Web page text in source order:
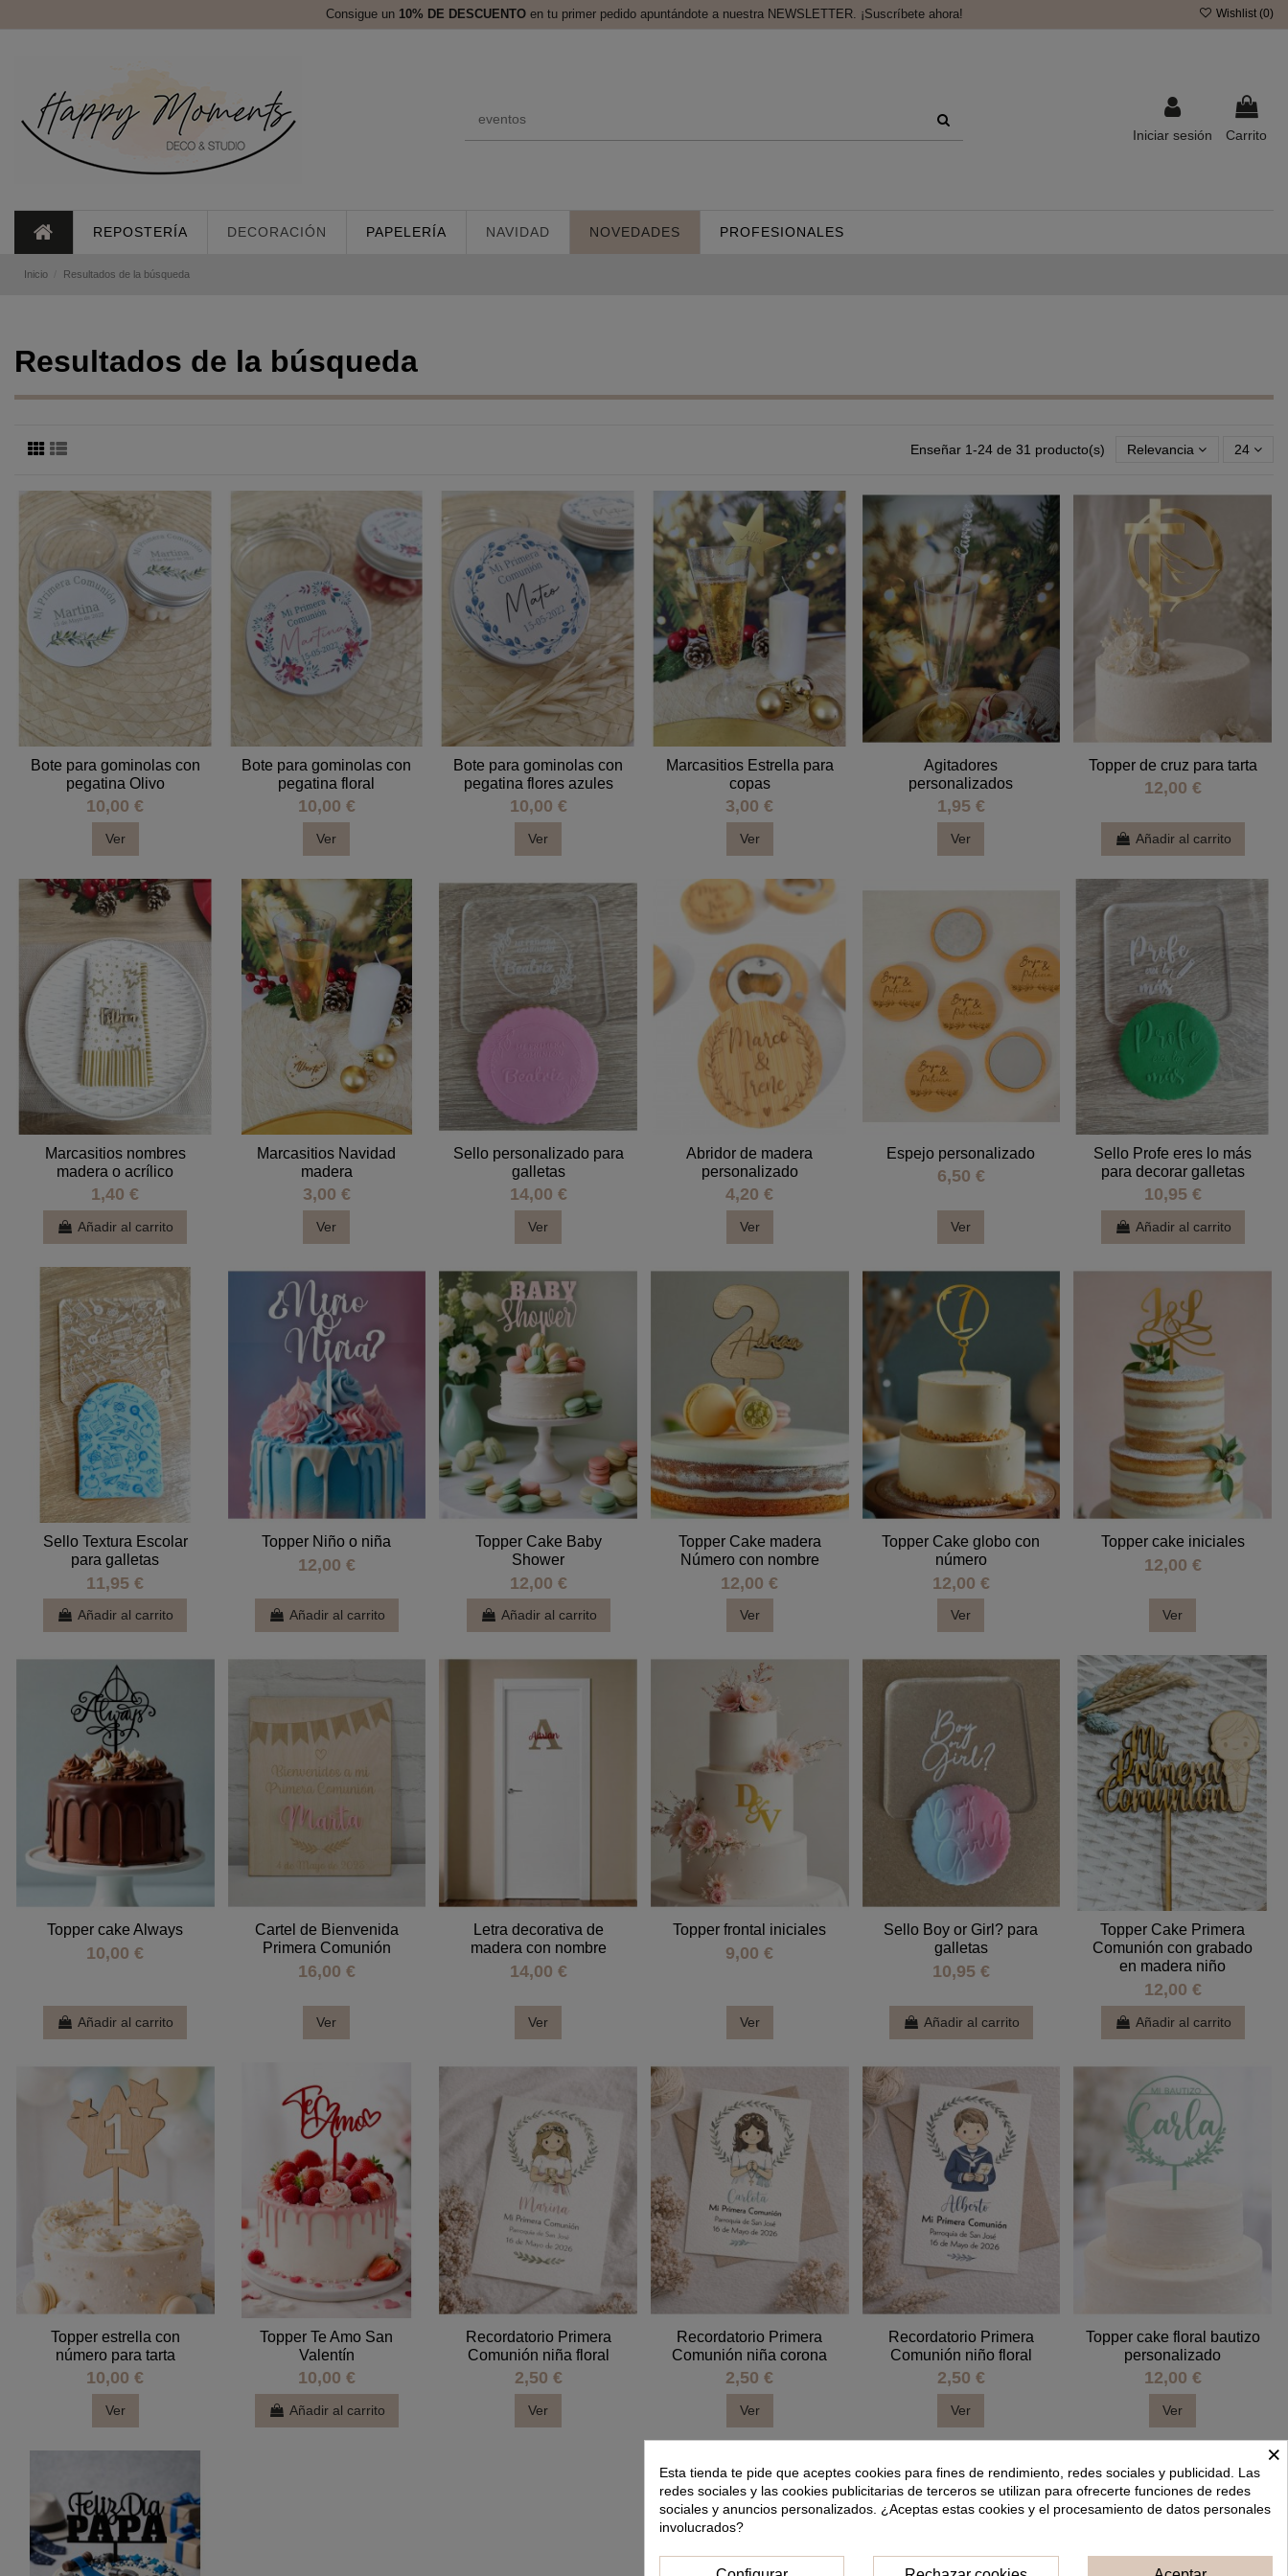
Consigue un 10% DE DESCUENTOen tu primer pedido apuntándote a nuestra NEWSLETTER. ¡Suscríbete ahora! Wishlist (0)
Iniciar sesión Carrito
REPOSTERÍA DECORACIÓN PAPELERÍA NAVIDAD NOVEDADES PROFESIONALES
Inicio Resultados de la búsqueda
Resultados de la búsqueda
Enseñar 1-24 de 31 producto(s) Relevancia 24
Bote para gominolas con
pegatina Olivo
10,00 €
Ver
Bote para gominolas con
pegatina floral
10,00 €
Ver
Bote para gominolas con
pegatina flores azules
10,00 €
Ver
Marcasitios Estrella para
copas
3,00 €
Ver
Agitadores
personalizados
1,95 €
Ver
Topper de cruz para tarta
12,00 €
Añadir al carrito
Marcasitios nombres
madera o acrílico
1,40 €
Añadir al carrito
Marcasitios Navidad
madera
3,00 €
Ver
Sello personalizado para
galletas
14,00 €
Ver
Abridor de madera
personalizado
4,20 €
Ver
Espejo personalizado
6,50 €
Ver
Sello Profe eres lo más
para decorar galletas
10,95 €
Añadir al carrito
Sello Textura Escolar
para galletas
11,95 €
Añadir al carrito
Topper Niño o niña
12,00 €
Añadir al carrito
Topper Cake Baby
Shower
12,00 €
Añadir al carrito
Topper Cake madera
Número con nombre
12,00 €
Ver
Topper Cake globo con
número
12,00 €
Ver
Topper cake iniciales
12,00 €
Ver
Topper cake Always
10,00 €
Añadir al carrito
Cartel de Bienvenida
Primera Comunión
16,00 €
Ver
Letra decorativa de
madera con nombre
14,00 €
Ver
Topper frontal iniciales
9,00 €
Ver
Sello Boy or Girl? para
galletas
10,95 €
Añadir al carrito
Topper Cake Primera
Comunión con grabado
en madera niño
12,00 €
Añadir al carrito
Topper estrella con
número para tarta
10,00 €
Ver
Topper Te Amo San
Valentín
10,00 €
Añadir al carrito
Recordatorio Primera
Comunión niña floral
2,50 €
Ver
Recordatorio Primera
Comunión niña corona
2,50 €
Ver
Recordatorio Primera
Comunión niño floral
2,50 €
Ver
Topper cake floral bautizo
personalizado
12,00 €
Ver
×
Esta tienda te pide que aceptes cookies para fines de rendimiento, redes sociales y publicidad. Las
redes sociales y las cookies publicitarias de terceros se utilizan para ofrecerte funciones de redes
sociales y anuncios personalizados. ¿Aceptas estas cookies y el procesamiento de datos personales
involucrados?